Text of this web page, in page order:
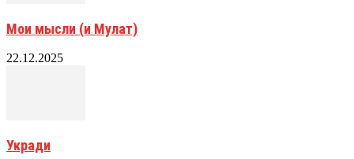
Мои мысли (и Мулат)
22.12.2025
Укради